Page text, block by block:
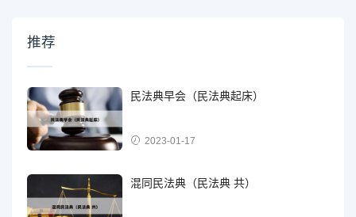
推荐
民法典早会（民法典起床）
2023-01-17
混同民法典（民法典 共）